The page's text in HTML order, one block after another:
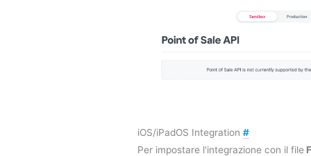
iOS/iPadOS Integration #
Per impostare l'integrazione con il file